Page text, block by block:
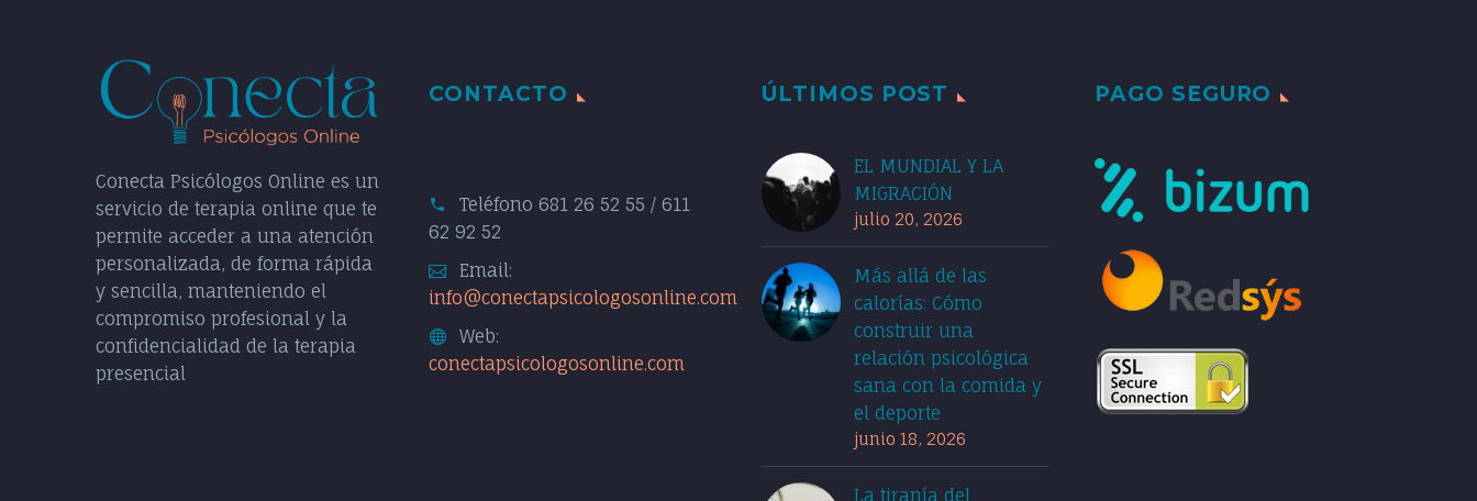
Conecta Psicólogos Online es un
servicio de terapia online que te
permite acceder a una atención
personalizada, de forma rápida
y sencilla, manteniendo el
compromiso profesional y la
confidencialidad de la terapia
presencial
CONTACTO
Teléfono 681 26 52 55 / 611
62 92 52
Email:
info@conectapsicologosonline.com
Web:
conectapsicologosonline.com
ÚLTIMOS POST
EL MUNDIAL Y LA
MIGRACIÓN
julio 20, 2026
Más allá de las
calorías: Cómo
construir una
relación psicológica
sana con la comida y
el deporte
junio 18, 2026
La tiranía del
PAGO SEGURO